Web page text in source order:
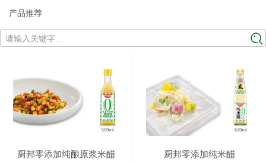
产品推荐
请输入关键字...
厨邦零添加纯酿原浆米醋 厨邦零添加纯米醋